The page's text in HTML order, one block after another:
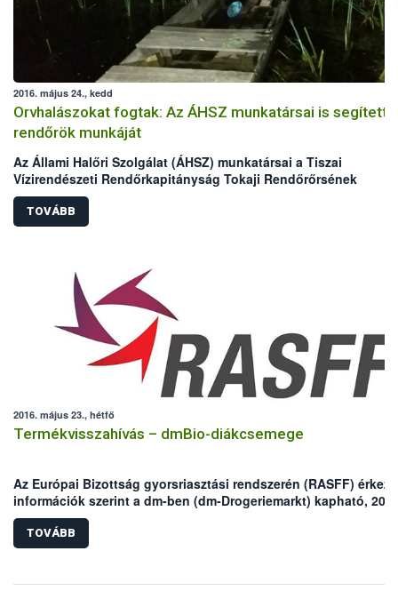
2016. május 24., kedd
Orvhalászokat fogtak: Az ÁHSZ munkatársai is
rendőrök munkáját
Az Állami Halőri Szolgálat (ÁHSZ) munkatársai a Tiszai
Vízirendészeti Rendőrkapitányság Tokaji Rendőrőrsének
kollégáival két nap alatt két orvhalász csapatra csaptak le a
Malom-Tisza holtágban.
TOVÁBB
2016. május 23., hétfő
Termékvisszahívás – dmBio-diákcsemege
Az Európai Bizottság gyorsriasztási rendszerén (RASFF)
információk szerint a dm-ben (dm-Drogeriemarkt) kapható, 200
grammos kiszerelésű bio-diákcsemge „Ochratoxin A”
penészgomba toxinnal szennyezett.
TOVÁBB